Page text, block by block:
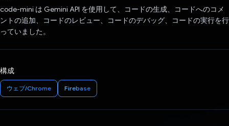
code-mini は Gemini API を使用して、コードの生成、コードへのコメ
ントの追加、コードのレビュー、コードのデバッグ、コードの実行を行
っていました。
構成
ウェブ/Chrome Firebase